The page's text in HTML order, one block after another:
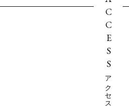
ACCESS
アクセス